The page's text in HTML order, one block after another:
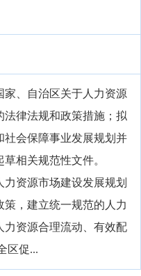
家、自治区关于人力资源
法律法规和政策措施；拟
社会保障事业发展规划并
相关规范性文件。
力资源市场建设发展规划
策，建立统一规范的人力
力资源合理流动、有效配
区促...